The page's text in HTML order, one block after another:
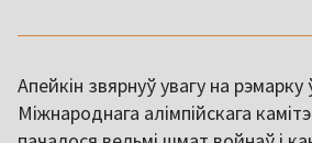
Апейкін звярнуў увагу на рэмарку
Міжнароднага алімпійскага